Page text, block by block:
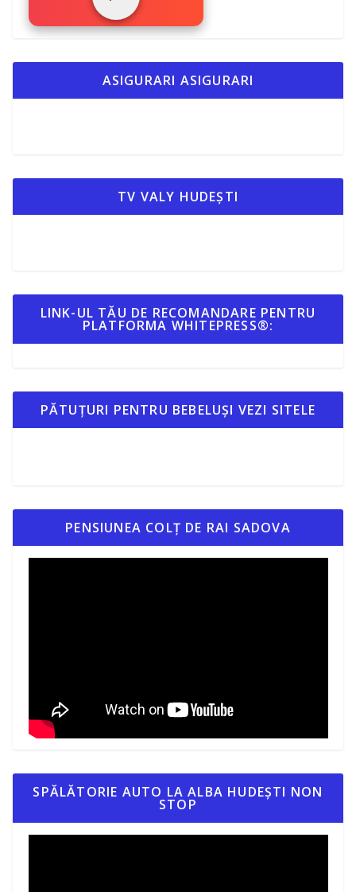
ASIGURARI ASIGURARI
TV VALY HUDEȘTI
LINK-UL TĂU DE RECOMANDARE PENTRU
PLATFORMA WHITEPRESS®:
PĂTUȚURI PENTRU BEBELUȘI VEZI SITELE
PENSIUNEA COLȚ DE RAI SADOVA
SPĂLĂTORIE AUTO LA ALBA HUDEȘTI NON
STOP